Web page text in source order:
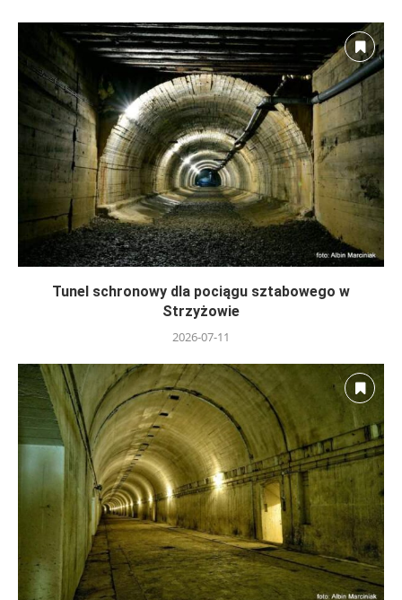
Tunel schronowy dla pociągu sztabowego w
Strzyżowie
2026-07-11